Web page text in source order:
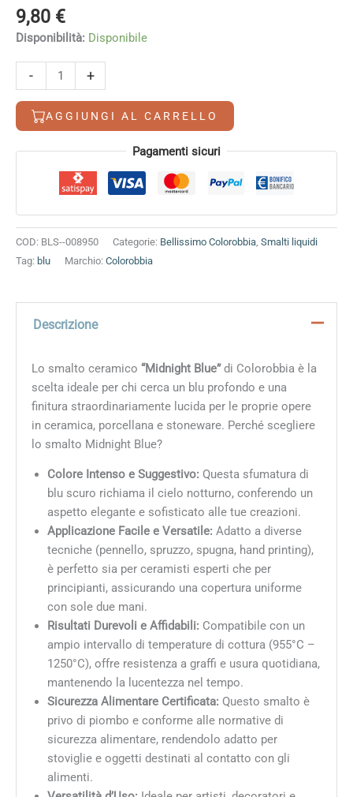
9,80 €
Disponibilità: Disponibile
-
Midnight
Blue
quantità
+
AGGIUNGI AL CARRELLO
Alternative: Pagamenti sicuri
COD: BLS--008950 Categorie: Bellissimo Colorobbia, Smalti liquidi
Tag: blu Marchio: Colorobbia
Descrizione
Lo smalto ceramico “Midnight Blue”di Colorobbia è la
scelta ideale per chi cerca un blu profondo e una
finitura straordinariamente lucida per le proprie opere
in ceramica, porcellana e stoneware. Perché scegliere
lo smalto Midnight Blue?
Colore Intenso e Suggestivo: Questa sfumatura di
blu scuro richiama il cielo notturno, conferendo un
aspetto elegante e sofisticato alle tue creazioni.
Applicazione Facile e Versatile: Adatto a diverse
tecniche (pennello, spruzzo, spugna, hand printing),
è perfetto sia per ceramisti esperti che per
principianti, assicurando una copertura uniforme
con sole due mani.
Risultati Durevoli e Affidabili: Compatibile con un
ampio intervallo di temperature di cottura (955°C –
1250°C), offre resistenza a graffi e usura quotidiana,
mantenendo la lucentezza nel tempo.
Sicurezza Alimentare Certificata: Questo smalto è
privo di piombo e conforme alle normative di
sicurezza alimentare, rendendolo adatto per
stoviglie e oggetti destinati al contatto con gli
alimenti.